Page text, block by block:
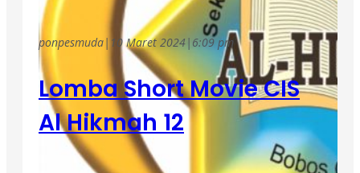
ponpesmuda| 10 Maret 2024| 6:09 pm
Lomba Short Movie CIS
Al Hikmah 12